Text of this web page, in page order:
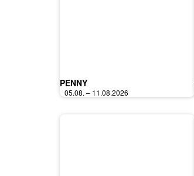
PENNY
05.08. – 11.08.2026